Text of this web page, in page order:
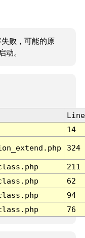
败，可能的原
动。
Line
14
324
211
62
94
76